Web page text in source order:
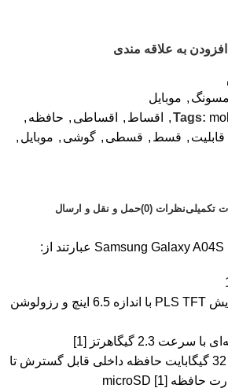
افزودن به علاقه مندی
, موبایل
Tags:
, اقساط , اقساطی , حافظه ,
قابلیت , قسط , قسطی , گوشی , موبایل ,
تکمیلینظرات (0) حمل و نقل و ارسال
صفحه نمایش: صفحه نمایش PLS TFT با اندازه 6.5 اینچ و رزولوشن
[1]
حافظه: 3 گیگابایت رم و 32 گیگابایت حافظه داخلی قابل گسترش تا
[1]